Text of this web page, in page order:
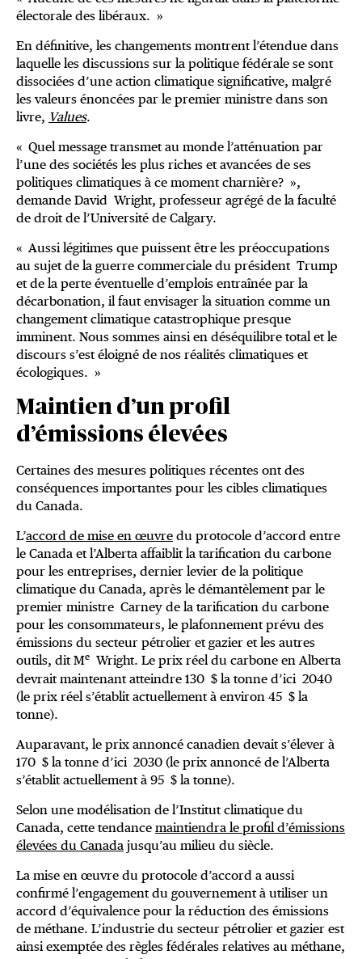
électorale des libéraux. »
En définitive, les changements montrent l’étendue dans
laquelle les discussions sur la politique fédérale se sont
dissociées d’une action climatique significative, malgré
les valeurs énoncées par le premier ministre dans son
livre, Values.
« Quel message transmet au monde l’atténuation par
l’une des sociétés les plus riches et avancées de ses
politiques climatiques à ce moment charnière? »,
demande David Wright, professeur agrégé de la faculté
de droit de l’Université de Calgary.
« Aussi légitimes que puissent être les préoccupations
au sujet de la guerre commerciale du président Trump
et de la perte éventuelle d’emplois entraînée par la
décarbonation, il faut envisager la situation comme un
changement climatique catastrophique presque
imminent. Nous sommes ainsi en déséquilibre total et le
discours s’est éloigné de nos réalités climatiques et
écologiques. »
Maintien d’un profil
d’émissions élevées
Certaines des mesures politiques récentes ont des
conséquences importantes pour les cibles climatiques
du Canada.
L’accord de mise en œuvre du protocole d’accord entre
le Canada et l’Alberta affaiblit la tarification du carbone
pour les entreprises, dernier levier de la politique
climatique du Canada, après le démantèlement par le
premier ministre Carney de la tarification du carbone
pour les consommateurs, le plafonnement prévu des
émissions du secteur pétrolier et gazier et les autres
outils, dit Me Wright. Le prix réel du carbone en Alberta
devrait maintenant atteindre 130 $ la tonne d’ici 2040
(le prix réel s’établit actuellement à environ 45 $ la
tonne).
Auparavant, le prix annoncé canadien devait s’élever à
170 $ la tonne d’ici 2030 (le prix annoncé de l’Alberta
s’établit actuellement à 95 $ la tonne).
Selon une modélisation de l’Institut climatique du
Canada, cette tendance maintiendra le profil d’émissions
élevées du Canada jusqu’au milieu du siècle.
La mise en œuvre du protocole d’accord a aussi
confirmé l’engagement du gouvernement à utiliser un
accord d’équivalence pour la réduction des émissions
de méthane. L’industrie du secteur pétrolier et gazier est
ainsi exemptée des règles fédérales relatives au méthane,